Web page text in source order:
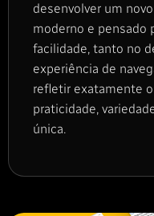
desenvolver um
moderno e pensado
facilidade, tanto no
experiência de
refletir exatamente
praticidade,
única.